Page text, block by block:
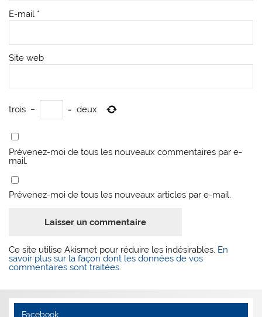
E-mail *
Site web
trois − = deux
Prévenez-moi de tous les nouveaux commentaires par e-
mail.
Prévenez-moi de tous les nouveaux articles par e-mail.
Ce site utilise Akismet pour réduire les indésirables. En
savoir plus sur la façon dont les données de vos
commentaires sont traitées
Facebook